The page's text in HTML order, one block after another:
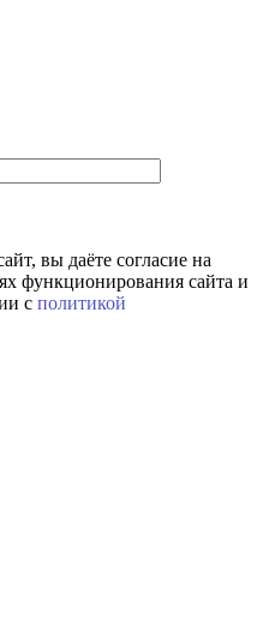
вы даёте согласие на
функционирования сайта и
с политикой